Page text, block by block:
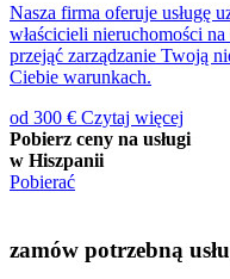
Nasza firma oferuje usługę
właścicieli nieruchomości
przejąć zarządzanie Twoją
Ciebie warunkach.
od 300 € Czytaj więcej
Pobierz ceny na usługi
w Hiszpanii
Pobierać
zamów potrzebną